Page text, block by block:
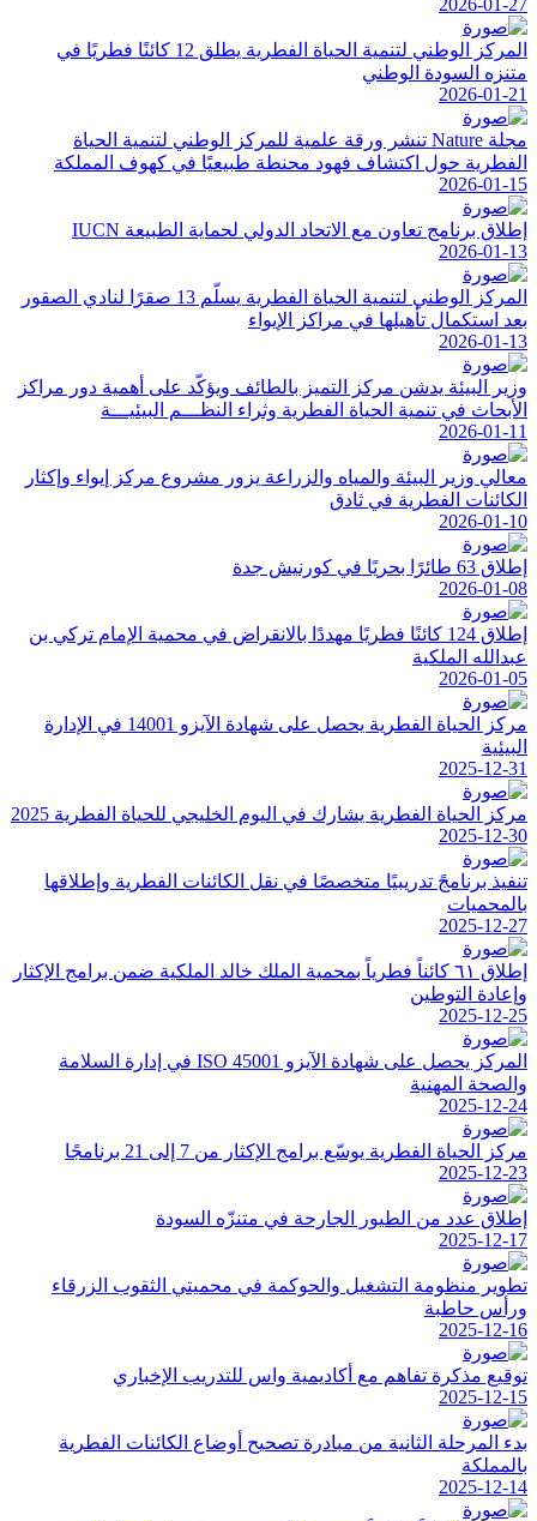
2026-01-27
المركز الوطني لتنمية الحياة الفطرية يطلق 12 كائنًا فطريًا في
متنزه السودة الوطني
2026-01-21
مجلة Nature تنشر ورقة علمية للمركز الوطني لتنمية الحياة
الفطرية حول اكتشاف فهود محنطة طبيعيًا في كهوف المملكة
2026-01-15
إطلاق برنامج تعاون مع الاتحاد الدولي لحماية الطبيعة IUCN
2026-01-13
المركز الوطني لتنمية الحياة الفطرية يسلّم 13 صقرًا لنادي الصقور
بعد استكمال تأهيلها في مراكز الإيواء
2026-01-13
وزير البيئة يدشن مركز التميز بالطائف ويؤكّد على أهمية دور مراكز
الأبحاث في تنمية الحياة الفطرية وثراء النظـــم البيئيـــة
2026-01-11
معالي وزير البيئة والمياه والزراعة يزور مشروع مركز إيواء وإكثار
الكائنات الفطرية في ثادق
2026-01-10
إطلاق 63 طائرًا بحريًا في كورنيش جدة
2026-01-08
إطلاق 124 كائنًا فطريًا مهددًا بالانقراض في محمية الإمام تركي بن
عبدالله الملكية
2026-01-05
مركز الحياة الفطرية يحصل على شهادة الآيزو 14001 في الإدارة
البيئية
2025-12-31
مركز الحياة الفطرية يشارك في اليوم الخليجي للحياة الفطرية 2025
2025-12-30
تنفيذ برنامجً تدريبيًا متخصصًا في نقل الكائنات الفطرية وإطلاقها
بالمحميات
2025-12-27
إطلاق ٦١ كائناً فطرياً بمحمية الملك خالد الملكية ضمن برامج الإكثار
وإعادة التوطين
2025-12-25
المركز يحصل على شهادة الآيزو ISO 45001 في إدارة السلامة
والصحة المهنية
2025-12-24
مركز الحياة الفطرية يوسّع برامج الإكثار من 7 إلى 21 برنامجًا
2025-12-23
إطلاق عدد من الطيور الجارحة في متنزّه السودة
2025-12-17
تطوير منظومة التشغيل والحوكمة في محميتي الثقوب الزرقاء
ورأس حاطبة
2025-12-16
توقيع مذكرة تفاهم مع أكاديمية واس للتدريب الإخباري
2025-12-15
بدء المرحلة الثانية من مبادرة تصحيح أوضاع الكائنات الفطرية
بالمملكة
2025-12-14